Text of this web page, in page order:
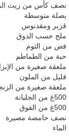
نصف كأس من زيت
بصلة متوسطة
قزبر ومقدنوس
ملح حسب الذوق
فص من الثوم
حبة من الطماطم
ملعقة صغيرة من
قليل من الملون
ملعقة صغيرة من
500غ من الجلبانة
500غ من القوق
نصف حامضة مصيرة
الماء